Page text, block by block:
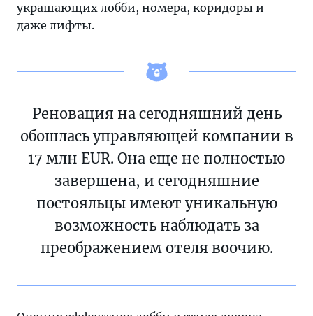
украшающих лобби, номера, коридоры и
даже лифты.
Реновация на сегодняшний день
обошлась управляющей компании в
17 млн EUR. Она еще не полностью
завершена, и сегодняшние
постояльцы имеют уникальную
возможность наблюдать за
преображением отеля воочию.